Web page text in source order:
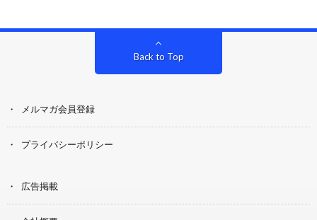
Back to Top
メルマガ会員登録
プライバシーポリシー
広告掲載